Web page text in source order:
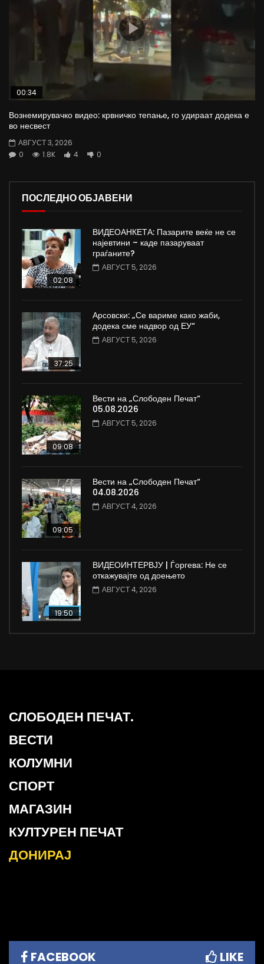
00:34
Вознемирувачко видео: крвничко тепање, го удираат додека е
во несвест
АВГУСТ 3, 2026
0
1.8K 4 0
ПОСЛЕДНО ОБЈАВЕНИ
02:08
ВИДЕОАНКЕТА: Пазарите веќе не се
најевтини – каде пазаруваат
граѓаните?
АВГУСТ 5, 2026
37:25
Арсовски: „Се вариме како жаби,
додека сме надвор од ЕУ“
АВГУСТ 5, 2026
09:08
Вести на „Слободен Печат“
05.08.2026
АВГУСТ 5, 2026
09:05
Вести на „Слободен Печат“
04.08.2026
АВГУСТ 4, 2026
19:50
ВИДЕОИНТЕРВЈУ | Ѓоргева: Не се
откажувајте од доењето
АВГУСТ 4, 2026
СЛОБОДЕН ПЕЧАТ.
ВЕСТИ
КОЛУМНИ
СПОРТ
МАГАЗИН
КУЛТУРЕН ПЕЧАТ
ДОНИРАЈ
FACEBOOK LIKE